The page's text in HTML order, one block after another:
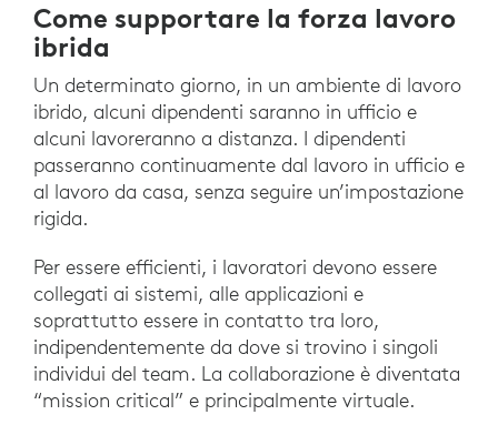
Come supportare la forza lavoro
ibrida
Un determinato giorno, in un ambiente di lavoro
ibrido, alcuni dipendenti saranno in ufficio e
alcuni lavoreranno a distanza. I dipendenti
passeranno continuamente dal lavoro in ufficio e
al lavoro da casa, senza seguire un’impostazione
rigida.
Per essere efficienti, i lavoratori devono essere
collegati ai sistemi, alle applicazioni e
soprattutto essere in contatto tra loro,
indipendentemente da dove si trovino i singoli
individui del team. La collaborazione è diventata
“mission critical” e principalmente virtuale.